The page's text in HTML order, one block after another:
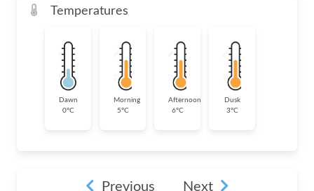
Temperatures
Dawn
0°C
Morning
5°C
Afternoon
6°C
Dusk
3°C
Previous Next